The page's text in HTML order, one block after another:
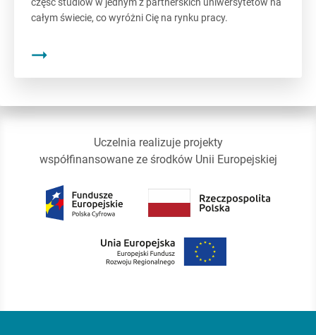
część studiów w jednym z partnerskich uniwersytetów na
całym świecie, co wyróżni Cię na rynku pracy.
Uczelnia realizuje projekty
współfinansowane ze środków Unii Europejskiej